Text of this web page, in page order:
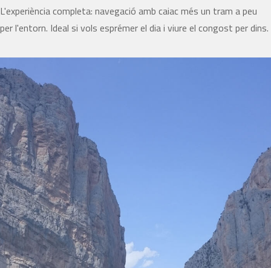
L'experiència completa: navegació amb caiac més un tram a peu
per l'entorn. Ideal si vols esprémer el dia i viure el congost per dins.